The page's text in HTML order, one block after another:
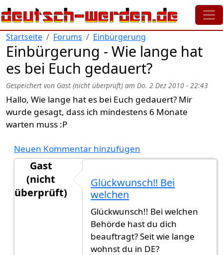
Direkt zum Inhalt
Startseite Forums Einbürgerung
Einbürgerung - Wie lange hat
es bei Euch gedauert?
Gespeichert von Gast (nicht überprüft) am Do. 2 Dez 2010 - 22:43
Hallo, Wie lange hat es bei Euch gedauert? Mir
wurde gesagt, dass ich mindestens 6 Monate
warten muss :P
Neuen Kommentar hinzufügen
Gast
(nicht
überprüft)
Einbürgerungsurkunde heute
Glückwunsch!! Bei
welchen
Glückwunsch!! Bei welchen
Behörde hast du dich
beauftragt? Seit wie lange
wohnst du in DE?